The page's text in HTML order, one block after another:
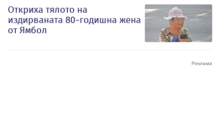
Откриха тялото на
издирваната 80-годишна жена
от Ямбол